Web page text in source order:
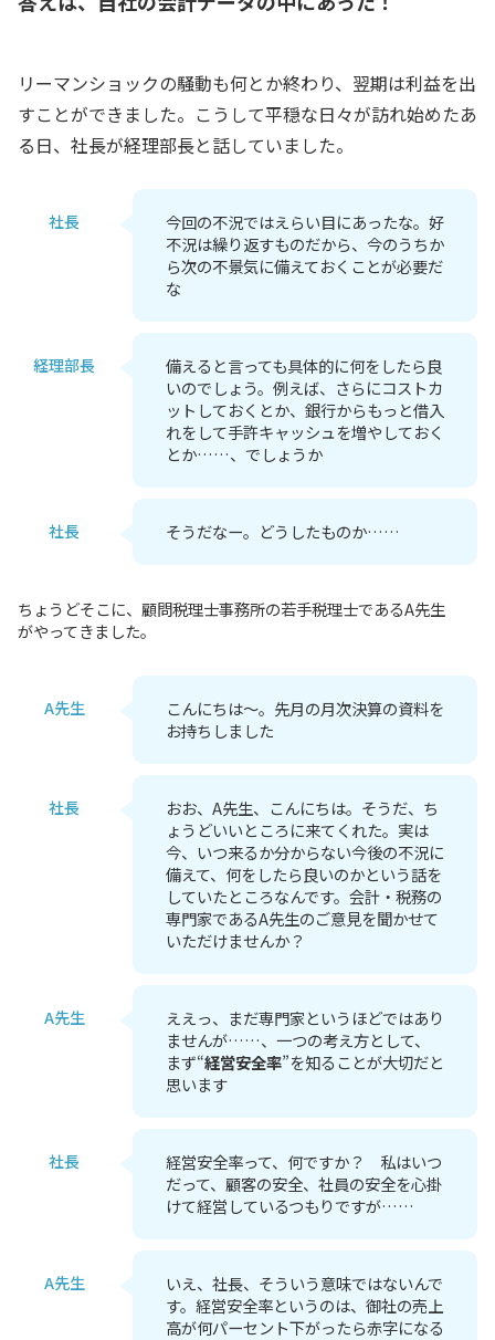
リーマンショックの騒動も何とか終わり、翌期は利益を出
すことができました。こうして平穏な日々が訪れ始めたあ
る日、社長が経理部長と話していました。
社長
今回の不況ではえらい目にあったな。好
不況は繰り返すものだから、今のうちか
ら次の不景気に備えておくことが必要だ
な
経理部長
備えると言っても具体的に何をしたら良
いのでしょう。例えば、さらにコストカ
ットしておくとか、銀行からもっと借入
れをして手許キャッシュを増やしておく
とか……、でしょうか
社長 そうだなー。どうしたものか……
ちょうどそこに、顧問税理士事務所の若手税理士であるA先生
がやってきました。
A先生
こんにちは～。先月の月次決算の資料を
お持ちしました
社長
おお、A先生、こんにちは。そうだ、ち
ょうどいいところに来てくれた。実は
今、いつ来るか分からない今後の不況に
備えて、何をしたら良いのかという話を
していたところなんです。会計・税務の
専門家であるA先生のご意見を聞かせて
いただけませんか？
A先生
ええっ、まだ専門家というほどではあり
ませんが……、一つの考え方として、
まず“経営安全率”を知ることが大切だと
思います
社長
経営安全率って、何ですか？ 私はいつ
だって、顧客の安全、社員の安全を心掛
けて経営しているつもりですが……
A先生
いえ、社長、そういう意味ではないんで
す。経営安全率というのは、御社の売上
高が何パーセント下がったら赤字になる